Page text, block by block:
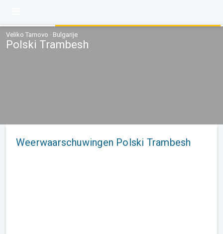
Veliko Tarnovo · Bulgarije
Polski Trambesh
Weerwaarschuwingen Polski Trambesh